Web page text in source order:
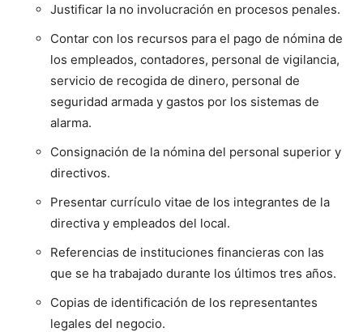
Justificar la no involucración en procesos penales.
Contar con los recursos para el pago de nómina de
los empleados, contadores, personal de vigilancia,
servicio de recogida de dinero, personal de
seguridad armada y gastos por los sistemas de
alarma.
Consignación de la nómina del personal superior y
directivos.
Presentar currículo vitae de los integrantes de la
directiva y empleados del local.
Referencias de instituciones financieras con las
que se ha trabajado durante los últimos tres años.
Copias de identificación de los representantes
legales del negocio.